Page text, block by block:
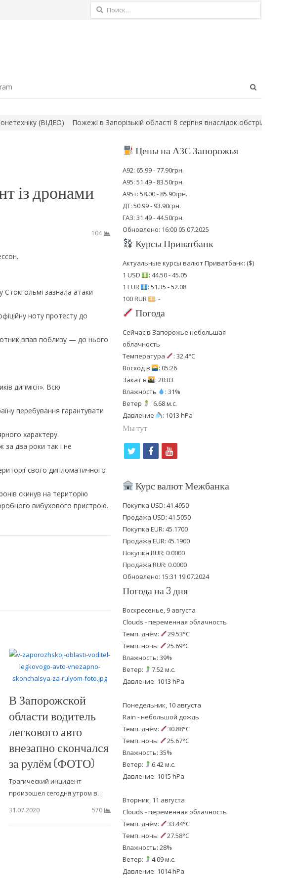
Найти:
(ВІДЕО) Пожежі в Запорізькій області 8 серпня внаслідок обстрілів: наслідки –…
із дронами
104
Стокгольмі зазнала атаки
ноту протесту до
впав поблизу — до нього
дипмісії». Всю
перебування гарантувати
характеру.
за два роки так і не
свого дипломатичного
скинув на територію
вибухового пристрою.
В Запорожской
области водитель
легкового авто
внезапно скончался
за рулём (ФОТО)
Трагический инцидент
произошел сегодня утром в…
31.07.2020
570
Цены на АЗС Запорожья
А92: 65.99 - 77.90грн.
А95: 51.49 - 83.50грн.
А95+: 58.00 - 85.90грн.
ДТ: 50.99 - 93.90грн.
ГАЗ: 31.49 - 44.50грн.
Обновлено: 16:00 05.07.2025
Курсы Приватбанк
Актуальные курсы валют Приватбанк: ($)
1 USD
: 44.50 - 45.05
1 EUR
: 51.35 - 52.08
100 RUR
: -
Погода
Сейчас в Запорожье небольшая
облачность
Температура
: 32.4°C
Восход в
: 05:26
Закат в
: 20:03
Влажность
: 31%
Ветер
: 6.68 м.с.
Давление
: 1013 hPa
Мы тут
i
t
e
r
f
c
b
o
o
k
y
u
u
b
e
Курс валют Межбанка
Покупка USD: 41.4950
Продажа USD: 41.5050
Покупка EUR: 45.1700
Продажа EUR: 45.1900
Покупка RUR: 0.0000
Продажа RUR: 0.0000
Обновлено: 15:31 19.07.2024
Погода на 3 дня
Воскресенье, 9 августа
Clouds - переменная облачность
Темп. днём:
29.53°C
Темп. ночь:
25.69°C
Влажность: 39%
Ветер:
7.52 м.с.
Давление: 1013 hPa
Понедельник, 10 августа
Rain - небольшой дождь
Темп. днём:
30.88°C
Темп. ночь:
25.67°C
Влажность: 35%
Ветер:
6.42 м.с.
Давление: 1015 hPa
Вторник, 11 августа
Clouds - переменная облачность
Темп. днём:
33.44°C
Темп. ночь:
27.58°C
Влажность: 28%
Ветер:
4.09 м.с.
Давление: 1014 hPa